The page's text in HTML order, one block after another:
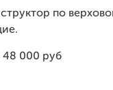
по
48 000 руб